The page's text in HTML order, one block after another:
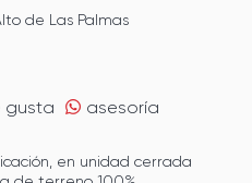
de Las Palmas
gusta asesoría
en unidad cerrada